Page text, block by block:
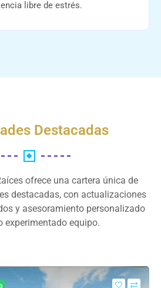
libre de estrés.
Destacadas
ofrece una cartera única de
destacadas, con actualizaciones
y asesoramiento personalizado
experimentado equipo.